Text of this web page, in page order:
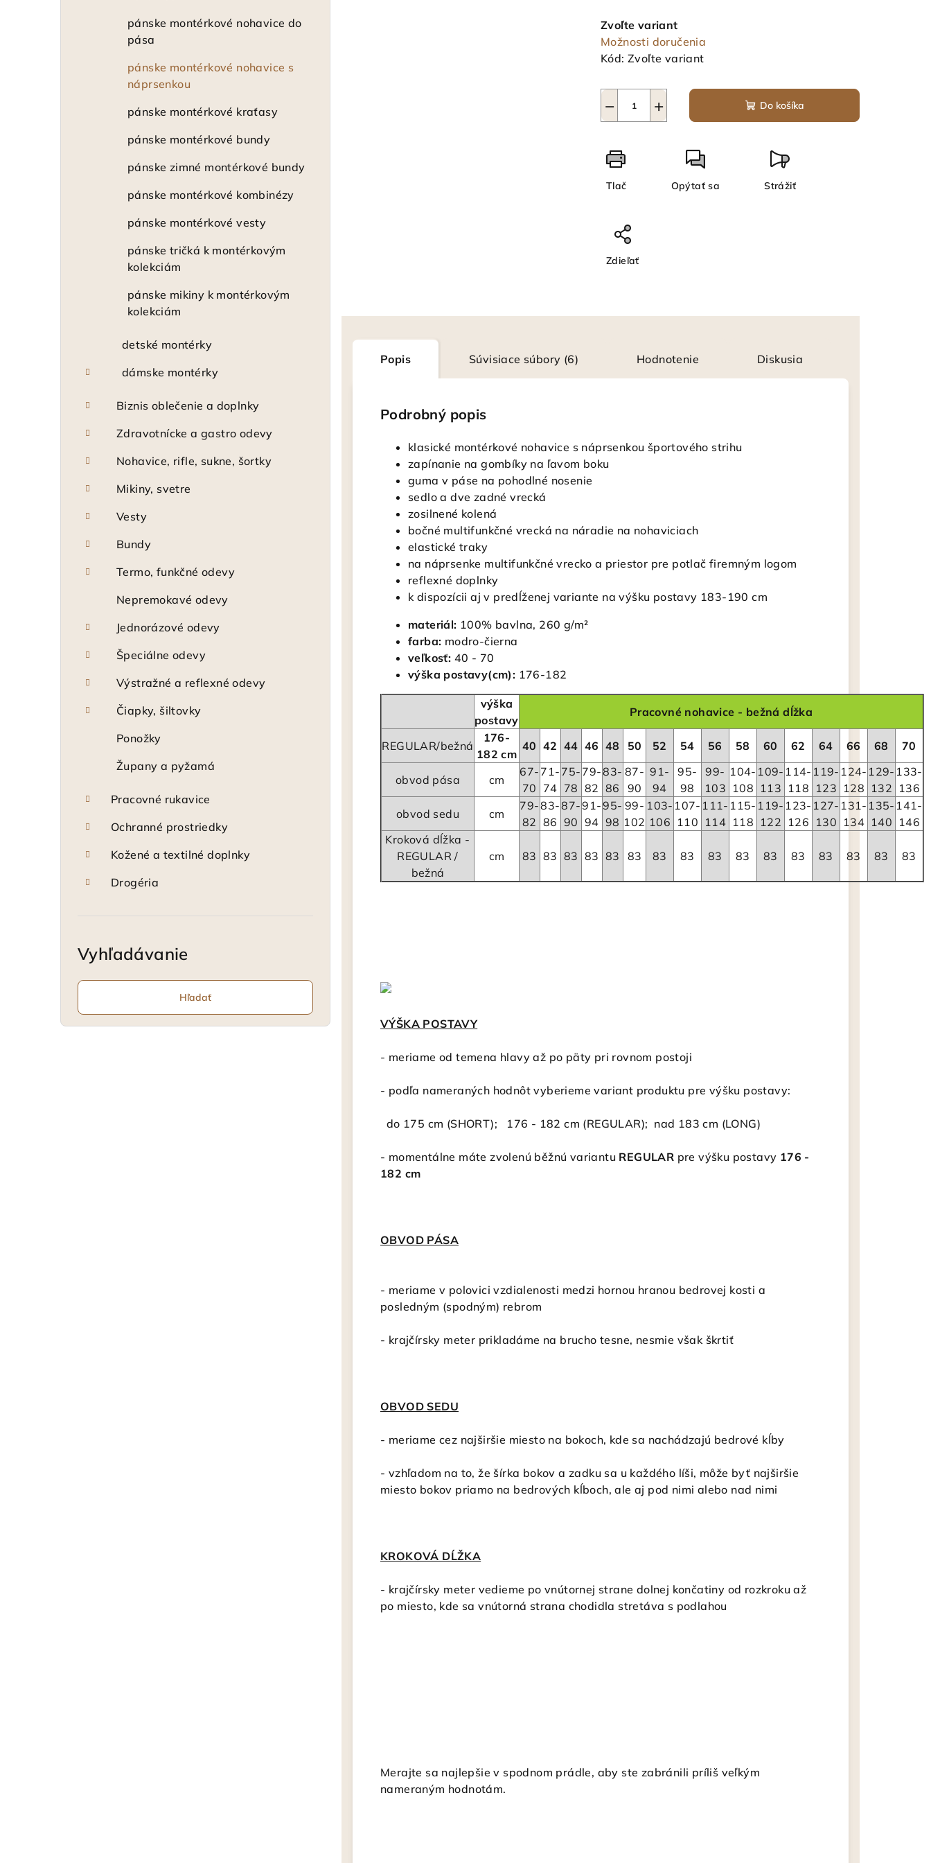
pánske montérkové nohavice do
pása
pánske montérkové nohavice s
náprsenkou
pánske montérkové kraťasy
pánske montérkové bundy
pánske zimné montérkové bundy
pánske montérkové kombinézy
pánske montérkové vesty
pánske tričká k montérkovým
kolekciám
pánske mikiny k montérkovým
kolekciám
detské montérky
dámske montérky
Biznis oblečenie a doplnky
Zdravotnícke a gastro odevy
Nohavice, rifle, sukne, šortky
Mikiny, svetre
Vesty
Bundy
Termo, funkčné odevy
Nepremokavé odevy
Jednorázové odevy
Špeciálne odevy
Výstražné a reflexné odevy
Čiapky, šiltovky
Ponožky
Župany a pyžamá
Pracovné rukavice
Ochranné prostriedky
Kožené a textilné doplnky
Drogéria
Vyhľadávanie
Hľadať
cena:
Zvoľte variant
Možnosti doručenia
Kód: Zvoľte variant
+
− Do košíka
Tlač Opýtať sa Strážiť
Zdieľať
Popis Súvisiace súbory (6) Hodnotenie Diskusia
Podrobný popis
klasické montérkové nohavice s náprsenkou športového strihu
zapínanie na gombíky na ľavom boku
guma v páse na pohodlné nosenie
sedlo a dve zadné vrecká
zosilnené kolená
bočné multifunkčné vrecká na náradie na nohaviciach
elastické traky
na náprsenke multifunkčné vrecko a priestor pre potlač firemným logom
reflexné doplnky
k dispozícii aj v predĺženej variante na výšku postavy 183-190 cm
materiál: 100% bavlna, 260 g/m²
farba: modro-čierna
veľkosť: 40 - 70
výška postavy(cm): 176-182
výška
postavy
Pracovné nohavice - bežná dĺžka
REGULAR/bežná
176-
182 cm
40 42 44 46 48 50 52 54 56 58 60 62 64 66 68 70
obvod pása cm
67-
70
71-
74
75-
78
79-
82
83-
86
87-
90
91-
94
95-
98
99-
103
104-
108
109-
113
114-
118
119-
123
124-
128
129-
132
133-
136
obvod sedu
cm
79-
82
83-
86
87-
90
91-
94
95-
98
99-
102
103-
106
107-
110
111-
114
115-
118
119-
122
123-
126
127-
130
131-
134
135-
140
141-
146
Kroková dĺžka -
REGULAR /
bežná
cm 83 83 83 83 83 83 83 83 83 83 83 83 83 83 83 83
VÝŠKA POSTAVY
- meriame od temena hlavy až po päty pri rovnom postoji
- podľa nameraných hodnôt vyberieme variant produktu pre výšku postavy:
do 175 cm (SHORT); 176 - 182 cm (REGULAR); nad 183 cm (LONG)
- momentálne máte zvolenú běžnú variantu REGULAR pre výšku postavy 176 -
182 cm
OBVOD PÁSA
- meriame v polovici vzdialenosti medzi hornou hranou bedrovej kosti a
posledným (spodným) rebrom
- krajčírsky meter prikladáme na brucho tesne, nesmie však škrtiť
OBVOD SEDU
- meriame cez najširšie miesto na bokoch, kde sa nachádzajú bedrové kĺby
- vzhľadom na to, že šírka bokov a zadku sa u každého líši, môže byť najširšie
miesto bokov priamo na bedrových kĺboch, ale aj pod nimi alebo nad nimi
KROKOVÁ DĹŽKA
- krajčírsky meter vedieme po vnútornej strane dolnej končatiny od rozkroku až
po miesto, kde sa vnútorná strana chodidla stretáva s podlahou
Merajte sa najlepšie v spodnom prádle, aby ste zabránili príliš veľkým
nameraným hodnotám.